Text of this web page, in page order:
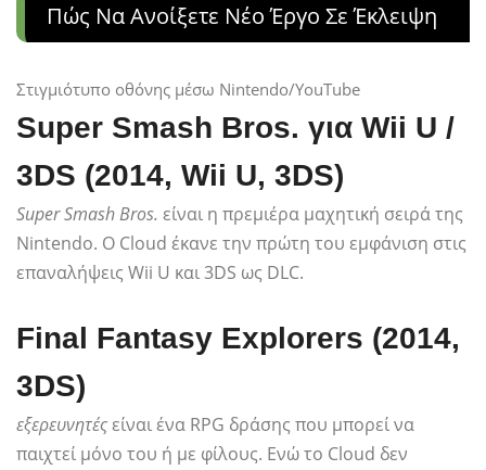
Πώς Να Ανοίξετε Νέο Έργο Σε Έκλειψη
Στιγμιότυπο οθόνης μέσω Nintendo/YouTube
Super Smash Bros. για Wii U /
3DS (2014, Wii U, 3DS)
Super Smash Bros. είναι η πρεμιέρα μαχητική σειρά της
Nintendo. Ο Cloud έκανε την πρώτη του εμφάνιση στις
επαναλήψεις Wii U και 3DS ως DLC.
Final Fantasy Explorers (2014,
3DS)
εξερευνητέςείναι ένα RPG δράσης που μπορεί να
παιχτεί μόνο του ή με φίλους. Ενώ το Cloud δεν